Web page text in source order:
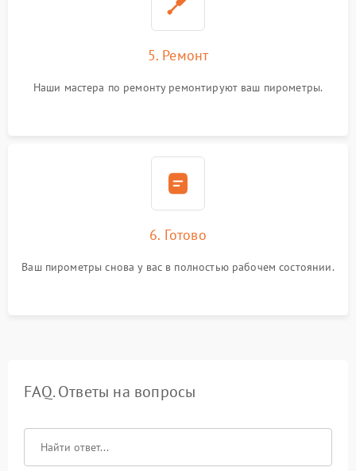
5. Ремонт
Наши мастера по ремонту ремонтируют ваш пирометры.
6. Готово
Ваш пирометры снова у вас в полностью рабочем состоянии.
FAQ. Ответы на вопросы